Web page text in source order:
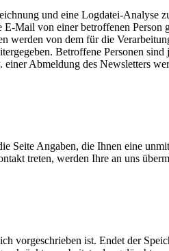
und eine Logdatei-Analyse
Mail von einer betroffenen Person
werden von dem für die
Betroffene Personen sind
Abmeldung des Newsletters
Seite Angaben, die Ihnen eine
treten, werden Ihre an uns
vorgeschrieben ist. Endet der